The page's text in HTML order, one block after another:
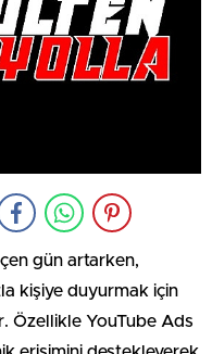
gün artarken,
kişiye duyurmak için
Özellikle YouTube Ads